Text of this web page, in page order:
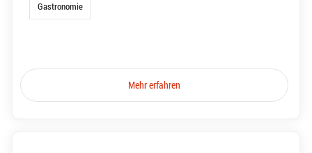
Gastronomie
Mehr erfahren